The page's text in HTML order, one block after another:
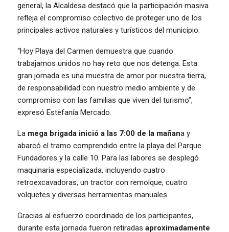
general, la Alcaldesa destacó que la participación masiva
refleja el compromiso colectivo de proteger uno de los
principales activos naturales y turísticos del municipio.
“Hoy Playa del Carmen demuestra que cuando
trabajamos unidos no hay reto que nos detenga. Esta
gran jornada es una muestra de amor por nuestra tierra,
de responsabilidad con nuestro medio ambiente y de
compromiso con las familias que viven del turismo”,
expresó Estefanía Mercado.
La mega brigada inició a las 7:00 de la mañana y
abarcó el tramo comprendido entre la playa del Parque
Fundadores y la calle 10. Para las labores se desplegó
maquinaria especializada, incluyendo cuatro
retroexcavadoras, un tractor con remolque, cuatro
volquetes y diversas herramientas manuales.
Gracias al esfuerzo coordinado de los participantes,
durante esta jornada fueron retiradas aproximadamente